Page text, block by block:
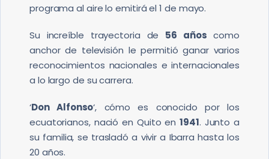
programa al aire lo emitirá el 1 de mayo.
Su increíble trayectoria de 56 años como
anchor de televisión le permitió ganar varios
reconocimientos nacionales e internacionales
a lo largo de su carrera.
‘Don Alfonso‘, cómo es conocido por los
ecuatorianos, nació en Quito en1941. Junto a
su familia, se trasladó a vivir a Ibarra hasta los
20 años.